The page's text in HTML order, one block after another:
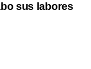
sus labores